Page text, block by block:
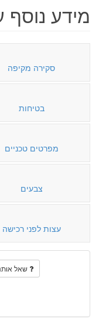
מידע נוסף
סקירה מקיפה
בטיחות
מפרטים טכניים
צבעים
עצות לפני רכישה
שאל